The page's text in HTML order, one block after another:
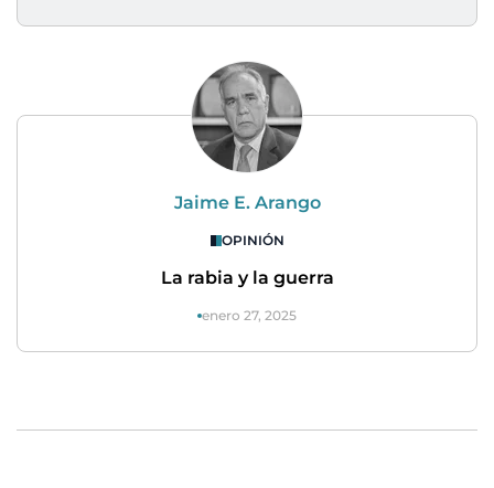
Jaime E. Arango
OPINIÓN
La rabia y la guerra
enero 27, 2025